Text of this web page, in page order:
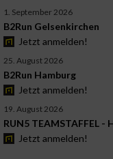
1. September 2026
B2Run Gelsenkirchen
Jetzt anmelden!
25. August 2026
B2Run Hamburg
Jetzt anmelden!
19. August 2026
RUN5 TEAMSTAFFEL -
Jetzt anmelden!